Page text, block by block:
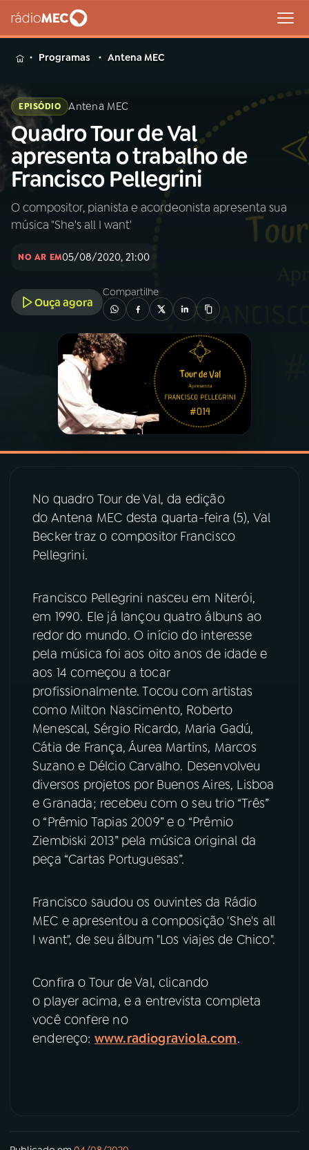
MENU
Buscar
na
Rádio
MEC
Buscar
Início AO VIVO
INÍCIO
A RÁDIO
PROGRAMAÇÃO
PROGRAMAS
PODCASTS
07 ÚLTIMAS
ACOMPANHE A RÁDIO MEC
YouTube Facebook
Instagram
Programas Antena MEC
EPISÓDIO Antena MEC
Quadro Tour de Val
apresenta o trabalho de
Francisco Pellegrini
O compositor, pianista e acordeonista apresenta sua
música "She's all I want'
NO AR EM05/08/2020, 21:00
Ouça agora
Compartilhe
No quadro Tour de Val, da edição
do Antena MEC desta quarta-feira (5), Val
Becker traz o compositor Francisco
Pellegrini.
Francisco Pellegrini nasceu em Niterói,
em 1990. Ele já lançou quatro álbuns ao
redor do mundo. O início do interesse
pela música foi aos oito anos de idade e
aos 14 começou a tocar
profissionalmente. Tocou com artistas
como Milton Nascimento, Roberto
Menescal, Sérgio Ricardo, Maria Gadú,
Cátia de França, Áurea Martins, Marcos
Suzano e Délcio Carvalho. Desenvolveu
diversos projetos por Buenos Aires, Lisboa
e Granada; recebeu com o seu trio “Três”
o “Prêmio Tapias 2009” e o “Prêmio
Ziembiski 2013” pela música original da
peça “Cartas Portuguesas”.
Francisco saudou os ouvintes da Rádio
MEC e apresentou a composição 'She's all
I want", de seu álbum "Los viajes de Chico".
Confira o Tour de Val, clicando
o player acima, e a entrevista completa
você confere no
endereço: www.radiograviola.com.